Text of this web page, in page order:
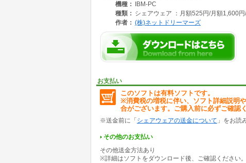
機種：
IBM-PC
種類： シェアウェア ：月額525円/月額1,600
作者： (株)ネットドリーマーズ
お支払い
このソフトは有料ソフトです。
※消費税の増税に伴い、ソフト詳細説明
合がございます。ご購入前に必ずご確認
※送金前に「 シェアウェアの送金について 」をお読
その他のお支払い
その他送金方法あり
※詳細はソフトをダウンロード後、ご確認ください。